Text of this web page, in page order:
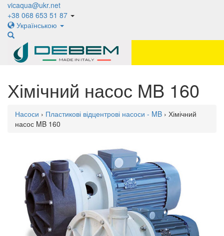
vicaqua@ukr.net
+38 068 653 51 87
Українською
Хімічний насос MB 160
Насоси › Пластикові відцентрові насоси - MB › Хімічний
насос MB 160